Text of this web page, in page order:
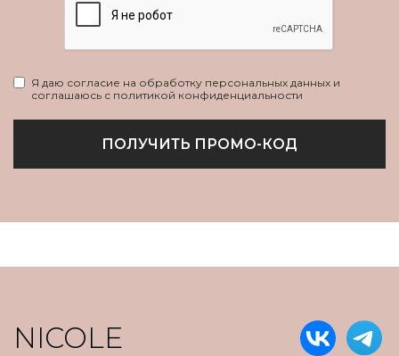
Я даю согласие на обработку персональных данных и
соглашаюсь с политикой конфиденциальности
ПОЛУЧИТЬ ПРОМО-КОД
NICOLE